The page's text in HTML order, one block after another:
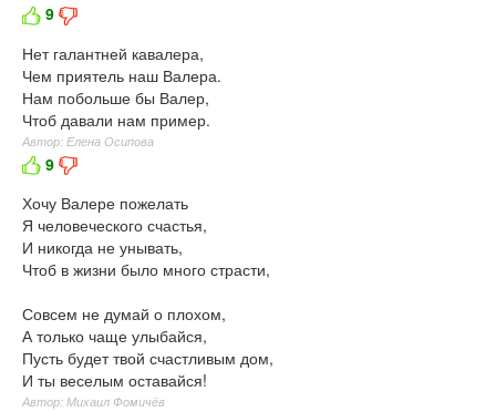
9
Нет галантней кавалера,
Чем приятель наш Валера.
Нам побольше бы Валер,
Чтоб давали нам пример.
Автор: Елена Осипова
9
Хочу Валере пожелать
Я человеческого счастья,
И никогда не унывать,
Чтоб в жизни было много страсти,
Совсем не думай о плохом,
А только чаще улыбайся,
Пусть будет твой счастливым дом,
И ты веселым оставайся!
Автор: Михаил Фомичёв